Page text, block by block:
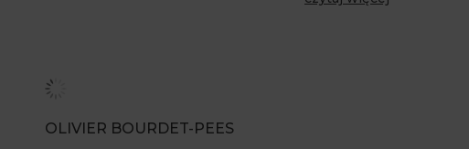
OLIVIER BOURDET-PEES